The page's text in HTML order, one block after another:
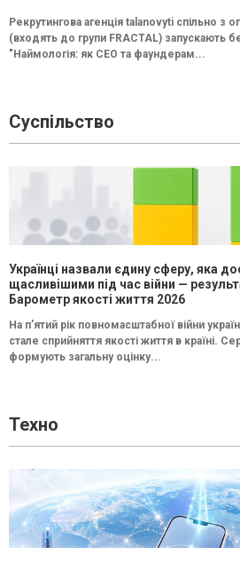
Рекрутингова агенція talanovyti спільно
(входять до групи FRACTAL) запускають
"Наймологія: як СEO та фаундерам...
Суспільство
Українці назвали єдину сферу, яка
щасливішими під час війни —
Барометр якості життя 2026
На п’ятий рік повномасштабної війни
стале сприйняття якості життя в країні.
формують загальну оцінку...
Техно